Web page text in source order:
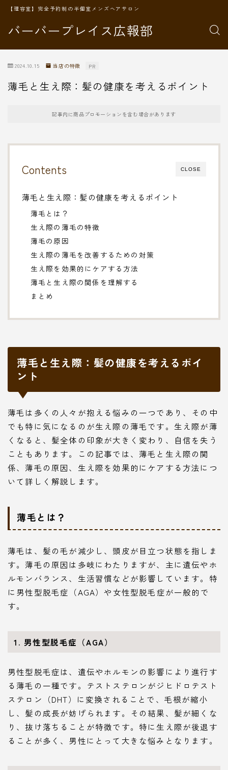
バーバープレイス広報部
【理容室】完全予約制の半個室メンズヘアサロン
2024.10.15 当店の特徴 PR
薄毛と生え際：髪の健康を考えるポイント
記事内に商品プロモーションを含む場合があります
CLOSE
Contents
薄毛と生え際：髪の健康を考えるポイント
薄毛とは？
生え際の薄毛の特徴
薄毛の原因
生え際の薄毛を改善するための対策
生え際を効果的にケアする方法
薄毛と生え際の関係を理解する
まとめ
薄毛と生え際：髪の健康を考えるポイ
ント
薄毛は多くの人々が抱える悩みの一つであり、その中
でも特に気になるのが生え際の薄毛です。生え際が薄
くなると、髪全体の印象が大きく変わり、自信を失う
こともあります。この記事では、薄毛と生え際の関
係、薄毛の原因、生え際を効果的にケアする方法につ
いて詳しく解説します。
薄毛とは？
薄毛は、髪の毛が減少し、頭皮が目立つ状態を指しま
す。薄毛の原因は多岐にわたりますが、主に遺伝やホ
ルモンバランス、生活習慣などが影響しています。特
に男性型脱毛症（AGA）や女性型脱毛症が一般的で
す。
1. 男性型脱毛症（AGA）
男性型脱毛症は、遺伝やホルモンの影響により進行す
る薄毛の一種です。テストステロンがジヒドロテスト
ステロン（DHT）に変換されることで、毛根が縮小
し、髪の成長が妨げられます。その結果、髪が細くな
り、抜け落ちることが特徴です。特に生え際が後退す
ることが多く、男性にとって大きな悩みとなります。